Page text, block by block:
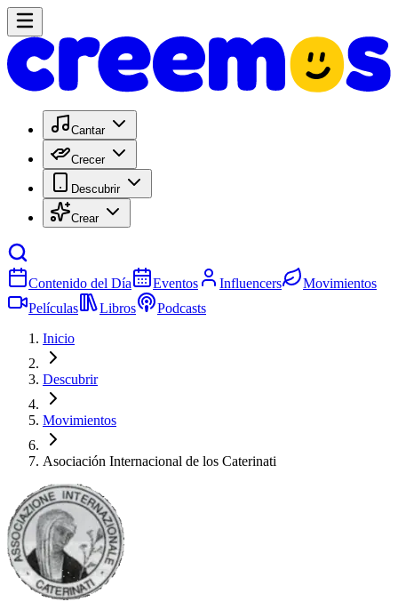
Cantar
Crecer
Descubrir
Crear
Contenido del Día Eventos Influencers
Movimientos
Películas
Libros
Podcasts
Inicio
Descubrir
Movimientos
Asociación Internacional de los Caterinati